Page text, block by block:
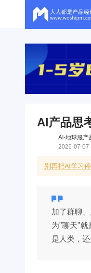
AI产品思
AI-地球服产
2026-07-07
别再把AI学习
加了群聊
为"聊天"就
是人类，还